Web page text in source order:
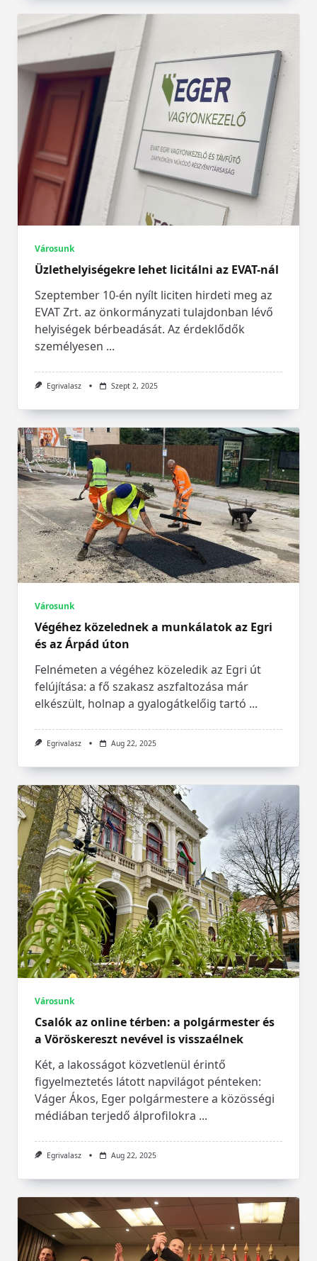
Városunk
Üzlethelyiségekre lehet licitálni az EVAT-nál
Szeptember 10-én nyílt liciten hirdeti meg az
EVAT Zrt. az önkormányzati tulajdonban lévő
helyiségek bérbeadását. Az érdeklődők
személyesen ...
Egrivalasz Szept 2, 2025
Városunk
Végéhez közelednek a munkálatok az Egri
és az Árpád úton
Felnémeten a végéhez közeledik az Egri út
felújítása: a fő szakasz aszfaltozása már
elkészült, holnap a gyalogátkelőig tartó ...
Egrivalasz Aug 22, 2025
Városunk
Csalók az online térben: a polgármester és
a Vöröskereszt nevével is visszaélnek
Két, a lakosságot közvetlenül érintő
figyelmeztetés látott napvilágot pénteken:
Váger Ákos, Eger polgármestere a közösségi
médiában terjedő álprofilokra ...
Egrivalasz Aug 22, 2025